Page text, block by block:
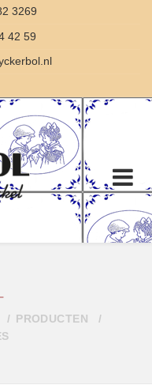
3269
42 59
PRODUCTEN